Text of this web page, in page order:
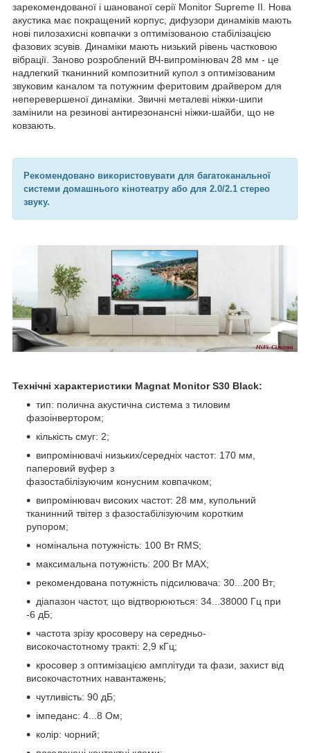
зарекомендованої і шанованої серії Monitor Supreme II. Нова
акустика має покращений корпус, дифузори динаміків мають
нові пилозахисні ковпачки з оптимізованою стабілізацією
фазових зсувів. Динаміки мають низький рівень частковою
вібрації. Заново розроблений ВЧ-випромінювач 28 мм - це
надлегкий тканинний композитний купол з оптимізованим
звуковим каналом та потужним феритовим драйвером для
неперевершеної динаміки. Звичні металеві ніжки-шипи
замінили на резинові антирезонансні ніжки-шайби, що не
ковзають.
Рекомендовано використовувати для багатоканальної
системи домашнього кінотеатру або для 2.0/2.1 стерео
звуку.
Технічні характеристики Magnat Monitor S30 Black:
тип: полична акустична система з тиловим
фазоінвертором;
кількість смуг: 2;
випромінювачі низьких/середніх частот: 170 мм,
паперовий вуфер з
фазостабілізуючим конусним ковпачком;
випромінювач високих частот: 28 мм, купольний
тканинний твітер з фазостабілізуючим коротким
рупором;
номінальна потужність: 100 Вт RMS;
максимальна потужність: 200 Вт MAX;
рекомендована потужність підсилювача: 30...200 Вт;
діапазон частот, що відтворюються: 34...38000 Гц при
-6 дБ;
частота зрізу кросоверу на середньо-
високочастотному тракті: 2,9 кГц;
кросовер з оптимізацією амплітуди та фази, захист від
високочастотних навантажень;
чутливість: 90 дБ;
імпеданс: 4...8 Ом;
колір: чорний;